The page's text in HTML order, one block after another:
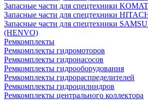
Запасные части для спецтехники
Запасные части для спецтехники
Запасные части для спецтехники
(HENVO)
Ремкомплекты
Ремкомплекты гидромоторов
Ремкомплекты гидронасосов
Ремкомплекты гидрооборудования
Ремкомплекты гидрораспределителей
Ремкомплекты гидроцилиндров
Ремкомплекты центрального коллектора